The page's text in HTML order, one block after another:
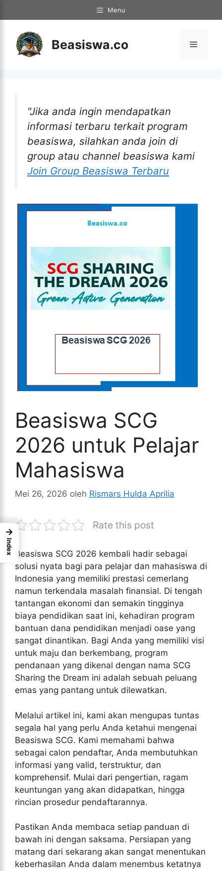
ke
Menu
Beasiswa.co Menu
"Jika anda ingin mendapatkan
informasi terbaru terkait program
beasiswa, silahkan anda join di
group atau channel beasiswa kami
Join Group Beasiswa Terbaru
Beasiswa SCG
2026 untuk Pelajar
Mahasiswa
Mei 26, 2026 oleh Rismars Hulda Aprilia
Rate this post
Beasiswa SCG 2026 kembali hadir sebagai
solusi nyata bagi para pelajar dan mahasiswa di
Indonesia yang memiliki prestasi cemerlang
namun terkendala masalah finansial. Di tengah
tantangan ekonomi dan semakin tingginya
biaya pendidikan saat ini, kehadiran program
bantuan dana pendidikan menjadi oase yang
sangat dinantikan. Bagi Anda yang memiliki visi
untuk maju dan berkembang, program
pendanaan yang dikenal dengan nama SCG
Sharing the Dream ini adalah sebuah peluang
emas yang pantang untuk dilewatkan.
Melalui artikel ini, kami akan mengupas tuntas
segala hal yang perlu Anda ketahui mengenai
Beasiswa SCG. Kami memahami bahwa
sebagai calon pendaftar, Anda membutuhkan
informasi yang valid, terstruktur, dan
komprehensif. Mulai dari pengertian, ragam
keuntungan yang akan didapatkan, hingga
rincian prosedur pendaftarannya.
Pastikan Anda membaca setiap panduan di
bawah ini dengan saksama. Persiapan yang
matang dari sekarang akan sangat menentukan
keberhasilan Anda dalam menembus ketatnya
→
Index